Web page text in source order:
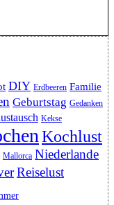
DIY Erdbeeren Familie
Geburtstag Gedanken
Kekse
Kochlust
Mallorca Niederlande
Reiselust